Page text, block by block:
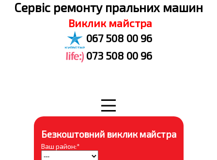
Cервіс ремонту пральних машин
Виклик майстра
067 508 00 96
073 508 00 96
Безкоштовний виклик майстра
Ваш район:*